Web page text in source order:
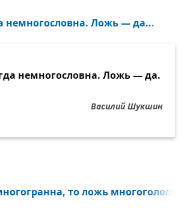
немногословна. Ложь — да...
немногословна. Ложь — да.
Василий Шукшин
то ложь